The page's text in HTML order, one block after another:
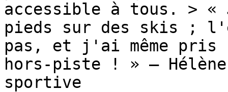
accessible à tous. > «
pieds sur des skis ;
pas, et j'ai même pris
hors-piste ! » —
sportive